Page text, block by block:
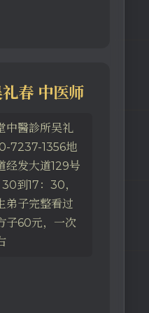
春 中医师
中醫診所吴礼
7237-1356地
经发大道129号
到17：30，
弟子完整看过
子60元，一次